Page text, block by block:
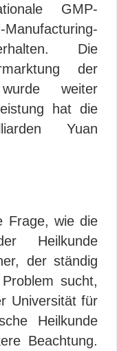
GMP-
Die
der
weiter
hat die
Yuan
Frage, wie die
Heilkunde
der ständig
sucht,
Universität für
Heilkunde
Beachtung.